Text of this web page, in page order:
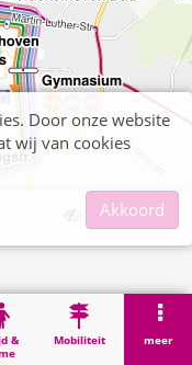
&
Mobiliteit meer
Door onze website
wij van cookies
Akkoord